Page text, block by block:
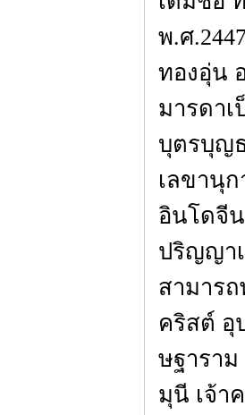
พ.ศ
ทองอุ่น
มารดา
บุตรบุญ
เลขานุ
อินโดจี
ปริญญา
สามาร
คริสต์ อุ
ษฐารา
มุนี เจ้า